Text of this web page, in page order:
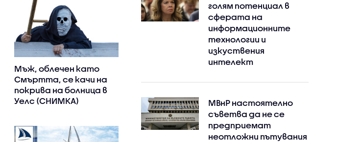
Мъж, облечен като
Смъртта, се качи на
покрива на болница в
Уелс (СНИМКА)
голям потенциал в
сферата на
информационните
технологии и
изкуствения
интелект
МВнР настоятелно
съветва да не се
предприемат
неотложни пътувания